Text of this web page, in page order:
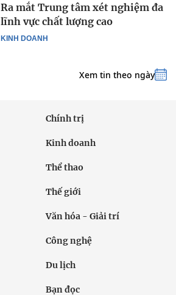
KINH DOANH
Ra mắt Trung tâm xét nghiệm đa
lĩnh vực chất lượng cao
Xem tin theo ngày
Chính trị
Kinh doanh
Thể thao
Thế giới
Văn hóa - Giải trí
Công nghệ
Du lịch
Bạn đọc